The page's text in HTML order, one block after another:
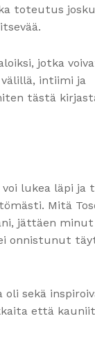
toteutus
jotka
intiimi ja
tästä
lukea läpi ja
Mitä
jättäen minut
onnistunut
oli sekä
että